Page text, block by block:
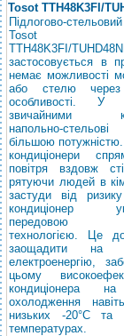
Tosot TTH48K3FI/
Підлогово-
Tosot
TTH48K3FI/
застосовується в
немає можливості
або стелю через
особливості. У
звичайними
напольно-стельові
більшою
кондиціонери
повітря вздовж
рятуючи людей в
застуди від
кондиціонер
передовою
технологією. Це
заощадити на
електроенергію,
цьому
кондиціонера
охолодження
низьких -20°C та
температурах.